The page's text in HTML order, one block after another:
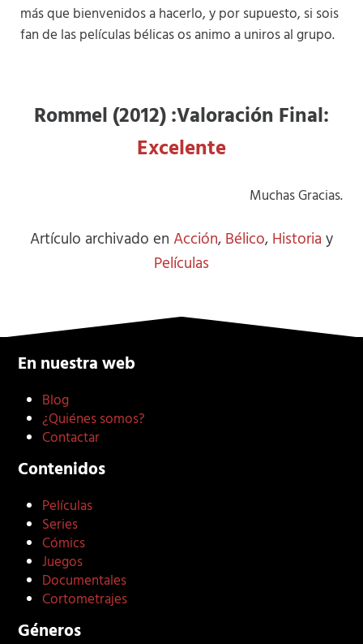
más que bienvenidos a hacerlo, y por supuesto, si sois
fan de las películas bélicas os animo a uniros al grupo.
Rommel (2012) :Valoración Final:
Excelente
Muchas Gracias.
Artículo archivado en Acción, Bélico, Historia y
Películas
En nuestra web
Blog
¿Quiénes somos?
Contactar
Contenidos
Películas
Series
Cómics
Juegos
Documentales
Cortometrajes
Géneros